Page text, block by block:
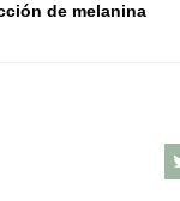
de melanina